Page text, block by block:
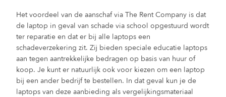
Het voordeel van de aanschaf via The Rent Company is dat
de laptop in geval van schade via school opgestuurd wordt
ter reparatie en dat er bij alle laptops een
schadeverzekering zit. Zij bieden speciale educatie laptops
aan tegen aantrekkelijke bedragen op basis van huur of
koop. Je kunt er natuurlijk ook voor kiezen om een laptop
bij een ander bedrijf te bestellen. In dat geval kun je de
laptops van deze aanbieding als vergelijkingsmateriaal